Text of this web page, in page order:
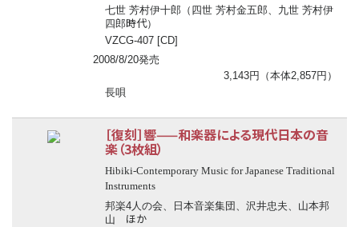
七世 芳村伊十郎（四世 芳村金五郎、九世 芳村伊
四郎時代）
VZCG-407 [CD]
2008/8/20発売
3,143円（本体2,857円）
長唄
［復刻］響——和楽器による現代日本の音
楽（3枚組）
Hibiki-Contemporary Music for Japanese Traditional
Instruments
邦楽4人の会、日本音楽集団、沢井忠夫、山本邦
山 ほか